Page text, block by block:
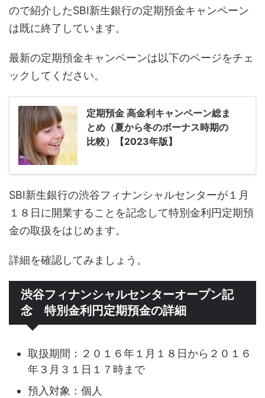
ので紹介したSBI新生銀行の定期預金キャンペーン
は既に終了しています。
最新の定期預金キャンペーンは以下のページをチェ
ックしてください。
定期預金 高金利キャンペーン総ま
とめ（夏から冬のボーナス時期の
比較）【2023年版】
SBI新生銀行の渋谷フィナンシャルセンターが１月
１８日に開業することを記念して特別金利円定期預
金の取扱をはじめます。
詳細を確認してみましょう。
渋谷フィナンシャルセンターオープン記
念 特別金利円定期預金の詳細
取扱期間：２０１６年１月１８日から２０１６
年３月３１日１７時まで
預入対象：個人